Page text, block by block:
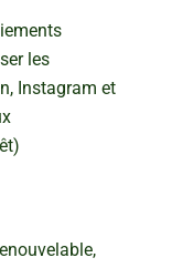
les
Instagram et